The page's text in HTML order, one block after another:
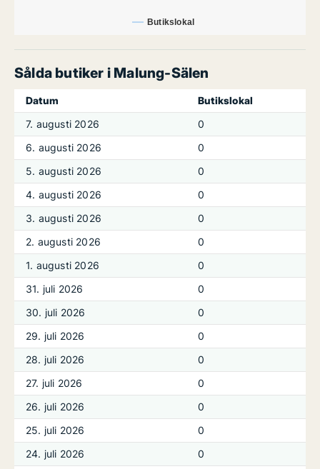
Butikslokal
Sålda butiker i Malung-Sälen
Datum
Butikslokal
7. augusti 2026
0
6. augusti 2026
0
5. augusti 2026
0
4. augusti 2026
0
3. augusti 2026
0
2. augusti 2026
0
1. augusti 2026
0
31. juli 2026
0
30. juli 2026
0
29. juli 2026
0
28. juli 2026
0
27. juli 2026
0
26. juli 2026
0
25. juli 2026
0
24. juli 2026
0